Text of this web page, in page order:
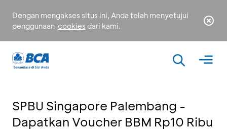
Dengan mengakses situs ini, Anda telah menyetujui
penggunaan cookies dari kami.
SPBU Singapore Palembang -
Dapatkan Voucher BBM Rp10 Ribu